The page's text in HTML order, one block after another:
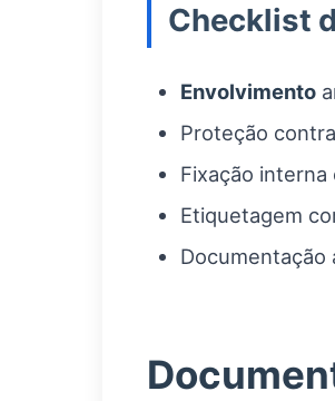
Checklist
Envolvimento
Proteção
Fixação
Etiquetagem
Documentação